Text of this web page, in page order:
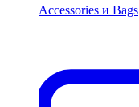
Accessories и Bags